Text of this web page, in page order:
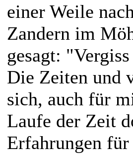
einer Weile
Zandern im
gesagt:
Die Zeiten und
sich, auch für
Laufe der Zeit
Erfahrungen